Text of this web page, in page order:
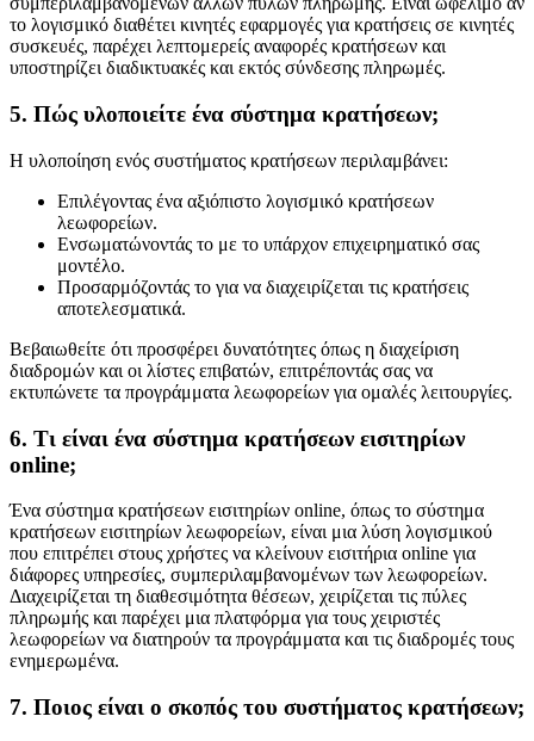
το λογισμικό διαθέτει κινητές εφαρμογές για κρατήσεις σε κινητές
συσκευές, παρέχει λεπτομερείς αναφορές κρατήσεων και
υποστηρίζει διαδικτυακές και εκτός σύνδεσης πληρωμές.
5. Πώς υλοποιείτε ένα σύστημα κρατήσεων;
Η υλοποίηση ενός συστήματος κρατήσεων περιλαμβάνει:
Επιλέγοντας ένα αξιόπιστο λογισμικό κρατήσεων
λεωφορείων.
Ενσωματώνοντάς το με το υπάρχον επιχειρηματικό σας
μοντέλο.
Προσαρμόζοντάς το για να διαχειρίζεται τις κρατήσεις
αποτελεσματικά.
Βεβαιωθείτε ότι προσφέρει δυνατότητες όπως η διαχείριση
διαδρομών και οι λίστες επιβατών, επιτρέποντάς σας να
εκτυπώνετε τα προγράμματα λεωφορείων για ομαλές λειτουργίες.
6. Τι είναι ένα σύστημα κρατήσεων εισιτηρίων
online;
Ένα σύστημα κρατήσεων εισιτηρίων online, όπως το σύστημα
κρατήσεων εισιτηρίων λεωφορείων, είναι μια λύση λογισμικού
που επιτρέπει στους χρήστες να κλείνουν εισιτήρια online για
διάφορες υπηρεσίες, συμπεριλαμβανομένων των λεωφορείων.
Διαχειρίζεται τη διαθεσιμότητα θέσεων, χειρίζεται τις πύλες
πληρωμής και παρέχει μια πλατφόρμα για τους χειριστές
λεωφορείων να διατηρούν τα προγράμματα και τις διαδρομές τους
ενημερωμένα.
7. Ποιος είναι ο σκοπός του συστήματος κρατήσεων;